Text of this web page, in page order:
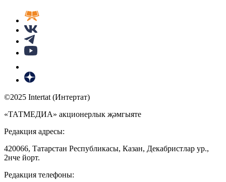
©2025 Intertat (Интертат)
«ТАТМЕДИА» акционерлык җәмгыяте
Редакция адресы:
420066, Татарстан Республикасы, Казан, Декабристлар ур.,
2нче йорт.
Редакция телефоны: